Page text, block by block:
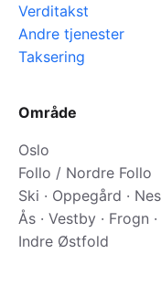
Verditakst
Andre tjenester
Taksering
Område
Oslo
Follo / Nordre Follo
Ski · Oppegård ·
Ås · Vestby · Frogn
Indre Østfold